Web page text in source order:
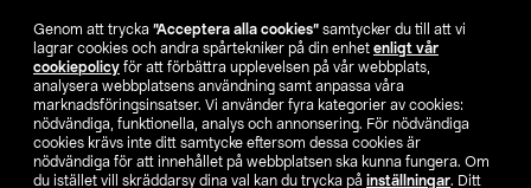
Genom att trycka ”Acceptera alla cookies” samtycker du till att vi
lagrar cookies och andra spårtekniker på din enhet enligt vår
cookiepolicy för att förbättra upplevelsen på vår webbplats,
analysera webbplatsens användning samt anpassa våra
marknadsföringsinsatser. Vi använder fyra kategorier av cookies:
nödvändiga, funktionella, analys och annonsering. För nödvändiga
cookies krävs inte ditt samtycke eftersom dessa cookies är
nödvändiga för att innehållet på webbplatsen ska kunna fungera. Om
du istället vill skräddarsy dina val kan du trycka på inställningar. Ditt
Hitta butik
SE NO FI